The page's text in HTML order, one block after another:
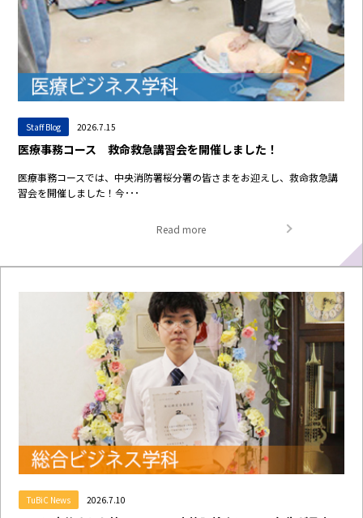
Staff Blog 2026.7.15
医療事務コース 救命救急講習会を開催しました！
医療事務コースでは、中央消防署桜分署の皆さまをお迎えし、救命救急講
習会を開催しました！今･･･
Read more
TuBiC News 2026.7.10